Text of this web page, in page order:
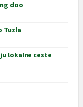
doo
Tuzla
lokalne ceste